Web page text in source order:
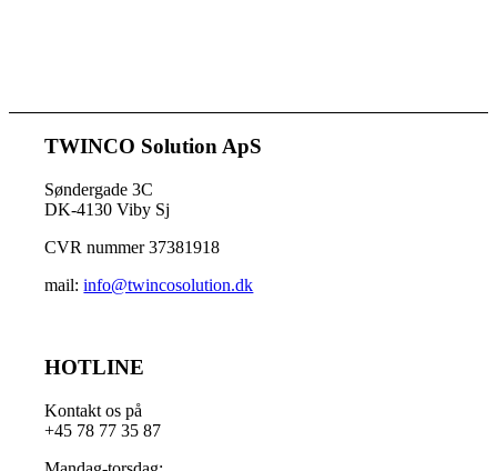
TWINCO Solution ApS
Søndergade 3C
DK-4130 Viby Sj
CVR nummer 37381918
mail:info@twincosolution.dk
HOTLINE
Kontakt os på
+45 78 77 35 87